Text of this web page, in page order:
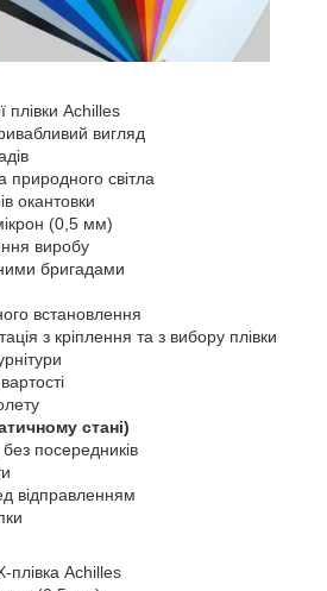
плівки Achilles
вигляд
світла
окантовки
(0,5 мм)
виробу
бригадами
встановлення
з кріплення та з вибору плівки
стані)
посередників
відправленням
плівка Achilles